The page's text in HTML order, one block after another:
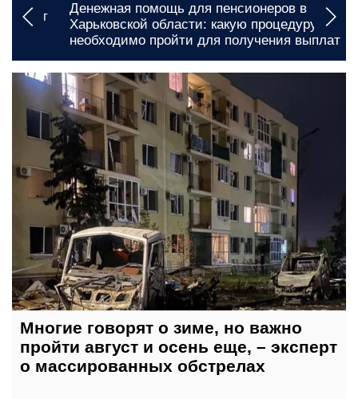
Денежная помощь для пенсионеров в
Харьковской области: какую процедуру
необходимо пройти для получения выплат
сегодня, 06:25
Многие говорят о зиме, но важно
пройти август и осень еще, – эксперт
о массированных обстрелах